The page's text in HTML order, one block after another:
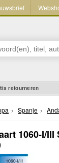
retourneren
Spanje
1060-I/